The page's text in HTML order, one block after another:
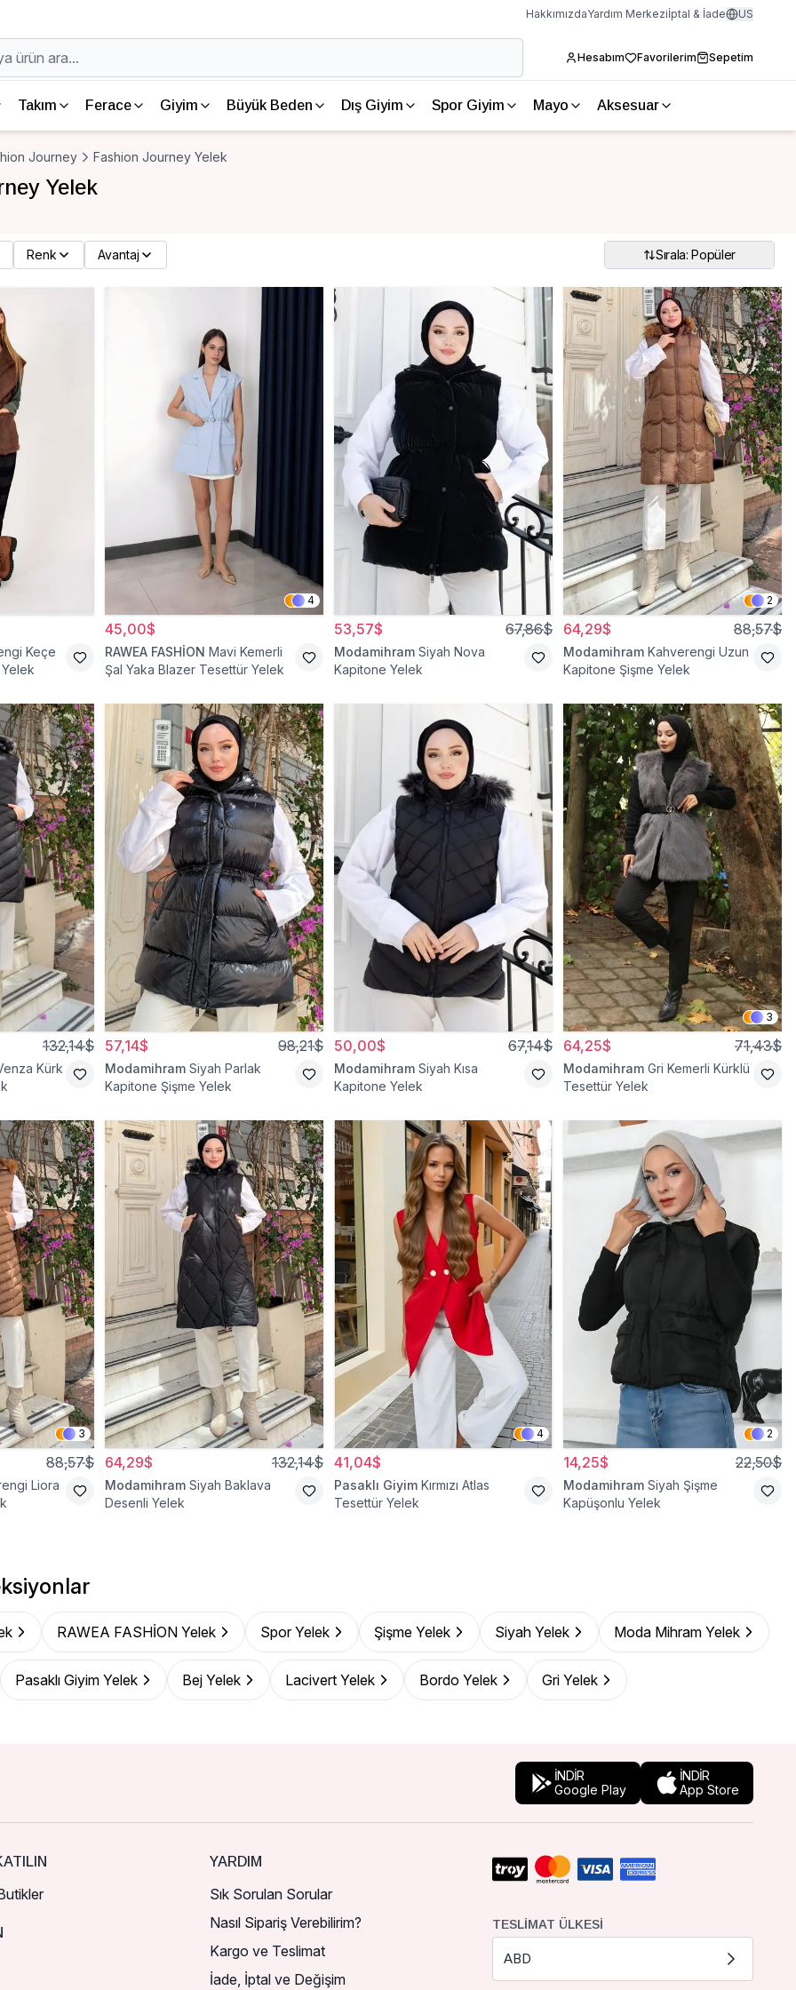
HakkımızdaYardım Merkeziİptal & İade US
Hesabım Favorilerim Sepetim
Takım Ferace Giyim Büyük Beden Dış Giyim Spor Giyim Mayo Aksesuar
Journey Fashion Journey Yelek
Yelek
Renk Avantaj Sırala: Popüler
Keçe
4
45,00$
RAWEA FASHİON Mavi Kemerli
Şal Yaka Blazer Tesettür Yelek
53,57$ 67,86$
Modamihram Siyah Nova
Kapitone Yelek
2
64,29$ 88,57$
Modamihram Kahverengi Uzun
Kapitone Şişme Yelek
132,14$
Kürk
57,14$ 98,21$
Modamihram Siyah Parlak
Kapitone Şişme Yelek
50,00$ 67,14$
Modamihram Siyah Kısa
Kapitone Yelek
3
64,25$ 71,43$
Modamihram Gri Kemerli Kürklü
Tesettür Yelek
3
88,57$
Liora
64,29$ 132,14$
Modamihram Siyah Baklava
Desenli Yelek
4
41,04$
Pasaklı Giyim Kırmızı Atlas
Tesettür Yelek
2
14,25$ 22,50$
Modamihram Siyah Şişme
Kapüşonlu Yelek
RAWEA FASHİON Yelek Spor Yelek Şişme Yelek Siyah Yelek Moda Mihram Yelek
Pasaklı Giyim Yelek Bej Yelek Lacivert Yelek Bordo Yelek Gri Yelek
İNDİR
Google Play
İNDİR
App Store
YARDIM
Sık Sorulan Sorular
Nasıl Sipariş Verebilirim?
Kargo ve Teslimat
İade, İptal ve Değişim
TESLIMAT ÜLKESI
ABD